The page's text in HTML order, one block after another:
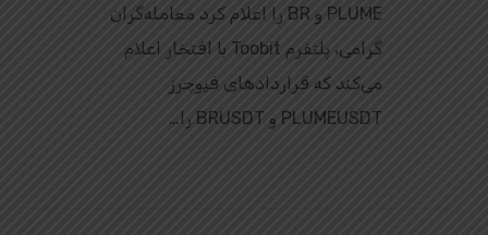
PLUME و BR را اعلام کرد معامله‌گران
گرامی، پلتفرم Toobit با افتخار اعلام
می‌کند که قراردادهای فیوچرز
PLUMEUSDT و BRUSDT را…